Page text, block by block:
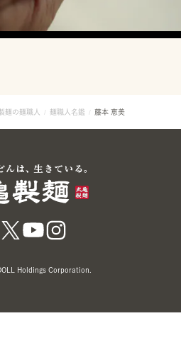
麺の麺職人 麺職人名鑑 藤本 恵美
Holdings Corporation.